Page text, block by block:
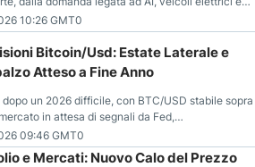
deficit produttivo dal 2028.
10:26 GMT0
Bitcoin/Usd: Estate Laterale e
Atteso a Fine Anno
un 2026 difficile, con BTC/USD stabile sopra
in attesa di segnali da Fed,
di medio termine.
09:46 GMT0
e Mercati: Nuovo Calo del Prezzo